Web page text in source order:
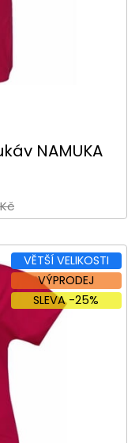
NAMUKA
VĚTŠÍ VELIKOSTI
VÝPRODEJ
SLEVA -25%